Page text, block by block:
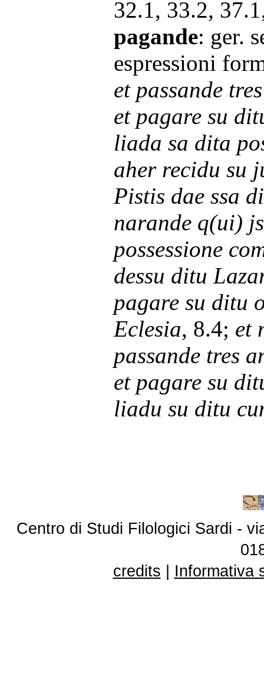
32.1, 33.2,
pagande: ger.
espressioni
et passande
et pagare su
liada sa dita
aher recidu su
Pistis dae ssa
narande q(ui)
possessione
dessu ditu
pagare su ditu
Eclesia, 8.4; et
passande tres
et pagare su
liadu su ditu
Centro di Studi Filologici Sardi -
credits
Informativa